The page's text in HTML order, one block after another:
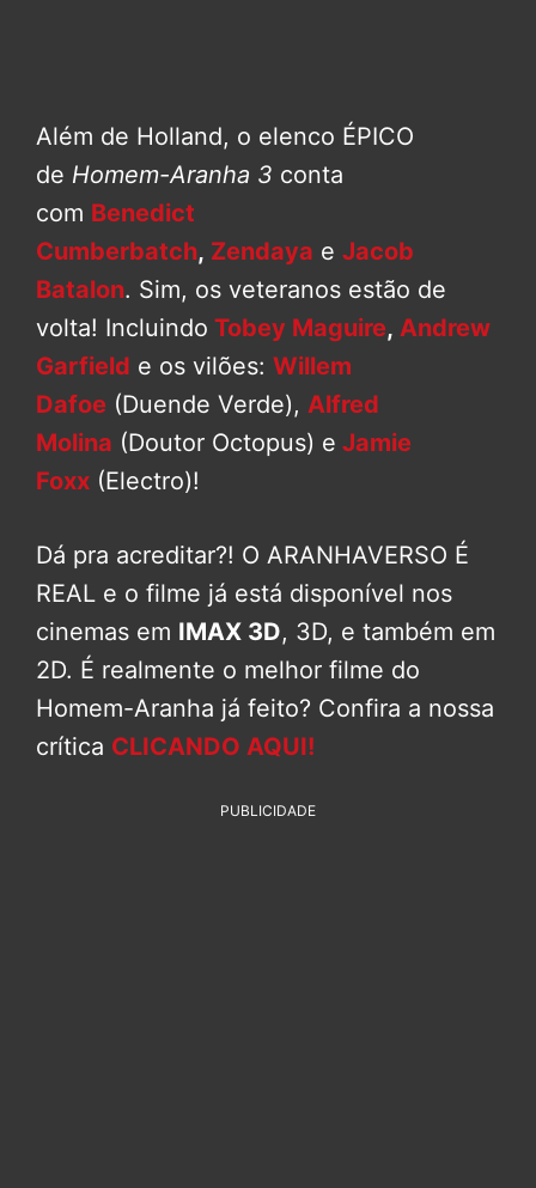
Além de Holland, o elenco ÉPICO
de Homem-Aranha 3 conta
com Benedict
Cumberbatch, Zendaya e Jacob
Batalon. Sim, os veteranos estão de
volta! Incluindo Tobey Maguire, Andrew
Garfield e os vilões: Willem
Dafoe (Duende Verde), Alfred
Molina (Doutor Octopus) e Jamie
Foxx (Electro)!
Dá pra acreditar?! O ARANHAVERSO É
REAL e o filme já está disponível nos
cinemas em IMAX 3D, 3D, e também em
2D. É realmente o melhor filme do
Homem-Aranha já feito? Confira a nossa
crítica CLICANDO AQUI!
PUBLICIDADE